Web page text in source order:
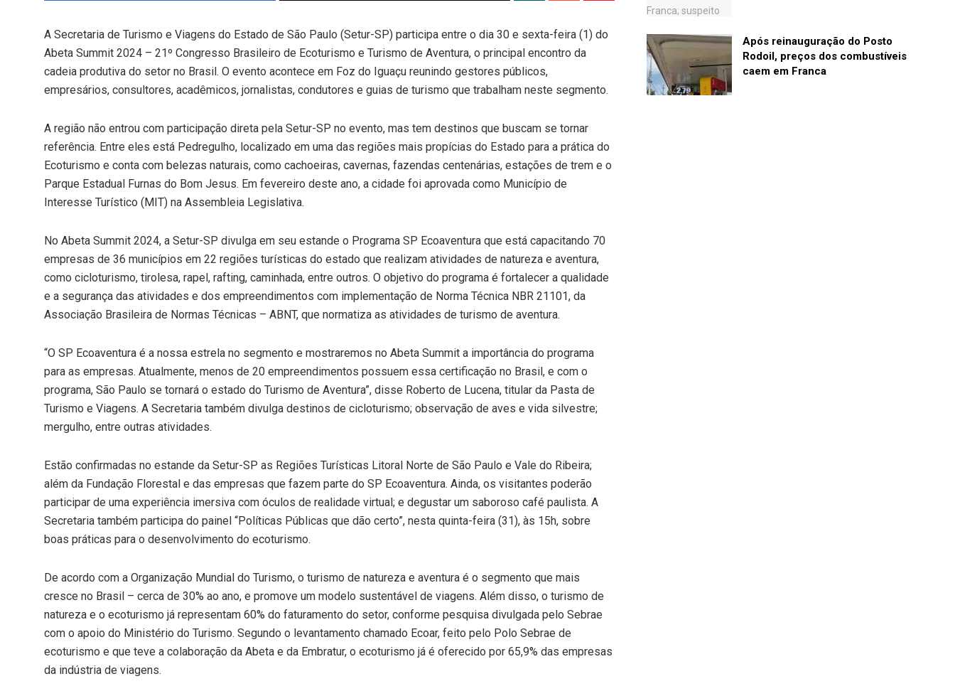
A Secretaria de Turismo e Viagens do Estado de São Paulo (Setur-SP) participa entre o dia 30 e sexta-feira (1) do
Abeta Summit 2024 – 21º Congresso Brasileiro de Ecoturismo e Turismo de Aventura, o principal encontro da
cadeia produtiva do setor no Brasil. O evento acontece em Foz do Iguaçu reunindo gestores públicos,
empresários, consultores, acadêmicos, jornalistas, condutores e guias de turismo que trabalham neste segmento.
A região não entrou com participação direta pela Setur-SP no evento, mas tem destinos que buscam se tornar
referência. Entre eles está Pedregulho, localizado em uma das regiões mais propícias do Estado para a prática do
Ecoturismo e conta com belezas naturais, como cachoeiras, cavernas, fazendas centenárias, estações de trem e o
Parque Estadual Furnas do Bom Jesus. Em fevereiro deste ano, a cidade foi aprovada como Município de
Interesse Turístico (MIT) na Assembleia Legislativa.
No Abeta Summit 2024, a Setur-SP divulga em seu estande o Programa SP Ecoaventura que está capacitando 70
empresas de 36 municípios em 22 regiões turísticas do estado que realizam atividades de natureza e aventura,
como cicloturismo, tirolesa, rapel, rafting, caminhada, entre outros. O objetivo do programa é fortalecer a qualidade
e a segurança das atividades e dos empreendimentos com implementação de Norma Técnica NBR 21101, da
Associação Brasileira de Normas Técnicas – ABNT, que normatiza as atividades de turismo de aventura.
“O SP Ecoaventura é a nossa estrela no segmento e mostraremos no Abeta Summit a importância do programa
para as empresas. Atualmente, menos de 20 empreendimentos possuem essa certificação no Brasil, e com o
programa, São Paulo se tornará o estado do Turismo de Aventura”, disse Roberto de Lucena, titular da Pasta de
Turismo e Viagens. A Secretaria também divulga destinos de cicloturismo; observação de aves e vida silvestre;
mergulho, entre outras atividades.
Estão confirmadas no estande da Setur-SP as Regiões Turísticas Litoral Norte de São Paulo e Vale do Ribeira;
além da Fundação Florestal e das empresas que fazem parte do SP Ecoaventura. Ainda, os visitantes poderão
participar de uma experiência imersiva com óculos de realidade virtual; e degustar um saboroso café paulista. A
Secretaria também participa do painel “Políticas Públicas que dão certo”, nesta quinta-feira (31), às 15h, sobre
boas práticas para o desenvolvimento do ecoturismo.
De acordo com a Organização Mundial do Turismo, o turismo de natureza e aventura é o segmento que mais
cresce no Brasil – cerca de 30% ao ano, e promove um modelo sustentável de viagens. Além disso, o turismo de
natureza e o ecoturismo já representam 60% do faturamento do setor, conforme pesquisa divulgada pelo Sebrae
com o apoio do Ministério do Turismo. Segundo o levantamento chamado Ecoar, feito pelo Polo Sebrae de
ecoturismo e que teve a colaboração da Abeta e da Embratur, o ecoturismo já é oferecido por 65,9% das empresas
da indústria de viagens.
Após reinauguração do Posto
Rodoil, preços dos combustíveis
caem em Franca